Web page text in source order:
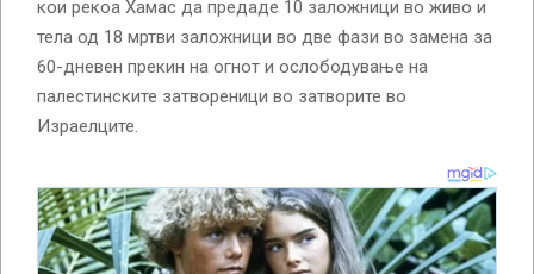
кои рекоа Хамас да предаде 10 заложници во живо и
тела од 18 мртви заложници во две фази во замена за
60-дневен прекин на огнот и ослободување на
палестинските затвореници во затворите во
Израелците.